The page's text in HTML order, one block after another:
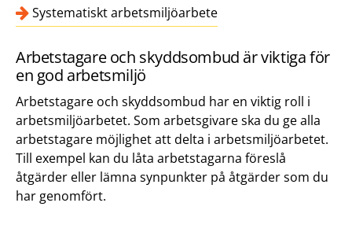
Systematiskt arbetsmiljöarbete
Arbetstagare och skyddsombud är viktiga för
en god arbetsmiljö
Arbetstagare och skyddsombud har en viktig roll i
arbetsmiljöarbetet. Som arbetsgivare ska du ge alla
arbetstagare möjlighet att delta i arbetsmiljöarbetet.
Till exempel kan du låta arbetstagarna föreslå
åtgärder eller lämna synpunkter på åtgärder som du
har genomfört.